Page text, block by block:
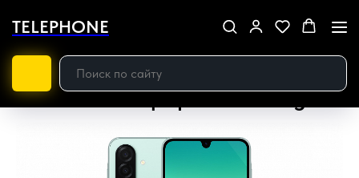
TELEPHONE
Возможно, это будет самый
дешевый смартфон Samsung